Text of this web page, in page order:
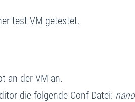
test VM getestet.
an der VM an.
die folgende Conf Datei: